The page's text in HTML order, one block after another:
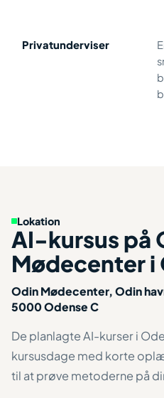
Privatunderviser
Lokation
AI-kursus på
Mødecenter i
Odin Mødecenter, Odin
5000 Odense C
De planlagte AI-kurser i
kursusdage med korte
til at prøve metoderne på